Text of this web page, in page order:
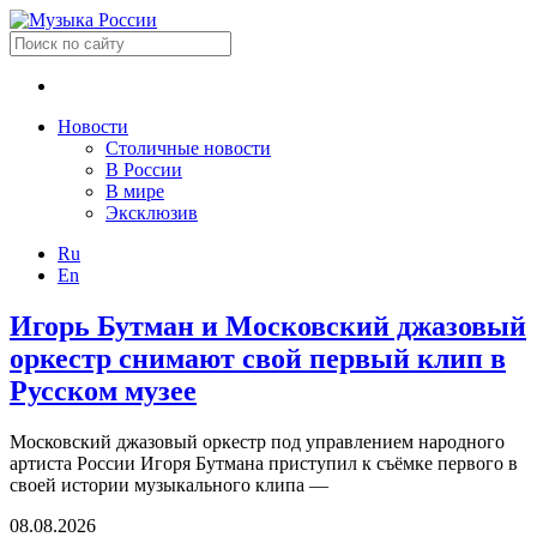
Новости
Столичные новости
В России
В мире
Эксклюзив
Ru
En
Игорь Бутман и Московский джазовый
оркестр снимают свой первый клип в
Русском музее
Московский джазовый оркестр под управлением народного
артиста России Игоря Бутмана приступил к съёмке первого в
своей истории музыкального клипа —
08.08.2026